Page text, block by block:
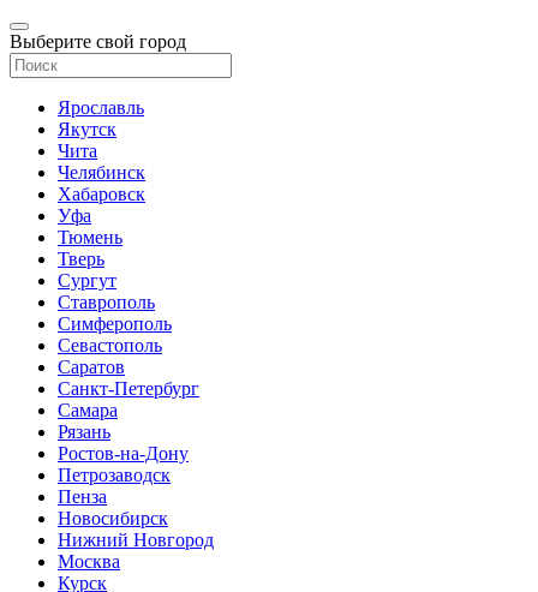
Выберите свой город
Ярославль
Якутск
Чита
Челябинск
Хабаровск
Уфа
Тюмень
Тверь
Сургут
Ставрополь
Симферополь
Севастополь
Саратов
Санкт-Петербург
Самара
Рязань
Ростов-на-Дону
Петрозаводск
Пенза
Новосибирск
Нижний Новгород
Москва
Курск